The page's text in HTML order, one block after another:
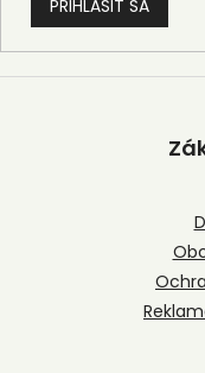
PRIHLÁSIŤ SA
Z